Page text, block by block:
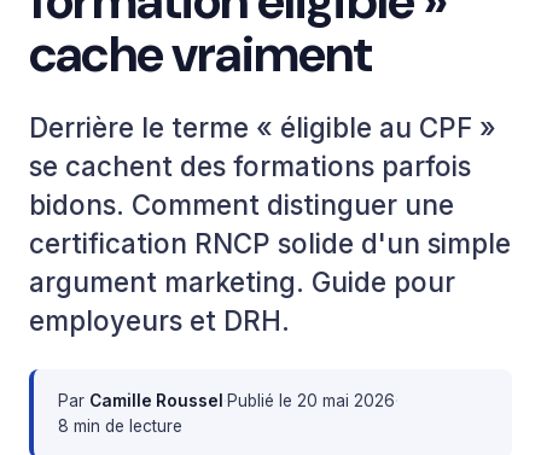
cache vraiment
Derrière le terme « éligible au CPF »
se cachent des formations parfois
bidons. Comment distinguer une
certification RNCP solide d'un simple
argument marketing. Guide pour
employeurs et DRH.
Par Camille Roussel·Publié le 20 mai 2026·
8 min de lecture